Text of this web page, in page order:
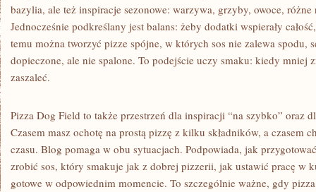
bazylia, ale też inspiracje sezonowe: warzywa, grzyby, owoce, różne
Jednocześnie podkreślany jest balans: żeby dodatki wspierały
temu można tworzyć pizze spójne, w których sos nie zalewa spodu,
dopieczone, ale nie spalone. To podejście uczy smaku: kiedy mniej
zaszaleć.
Pizza Dog Field to także przestrzeń dla inspiracji “na szybko” oraz
Czasem masz ochotę na prostą pizzę z kilku składników, a czasem
czasu. Blog pomaga w obu sytuacjach. Podpowiada, jak
zrobić sos, który smakuje jak z dobrej pizzerii, jak ustawić pracę w
gotowe w odpowiednim momencie. To szczególnie ważne, gdy